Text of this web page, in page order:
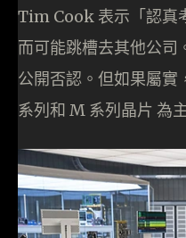
Tim Cook 表示「認真
而可能跳槽去其他公
公開否認。但如果屬
系列和 M 系列晶片 為